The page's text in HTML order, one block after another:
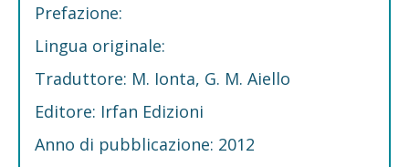
Prefazione:
Lingua originale:
Traduttore: M. Ionta, G. M. Aiello
Editore: Irfan Edizioni
Anno di pubblicazione: 2012